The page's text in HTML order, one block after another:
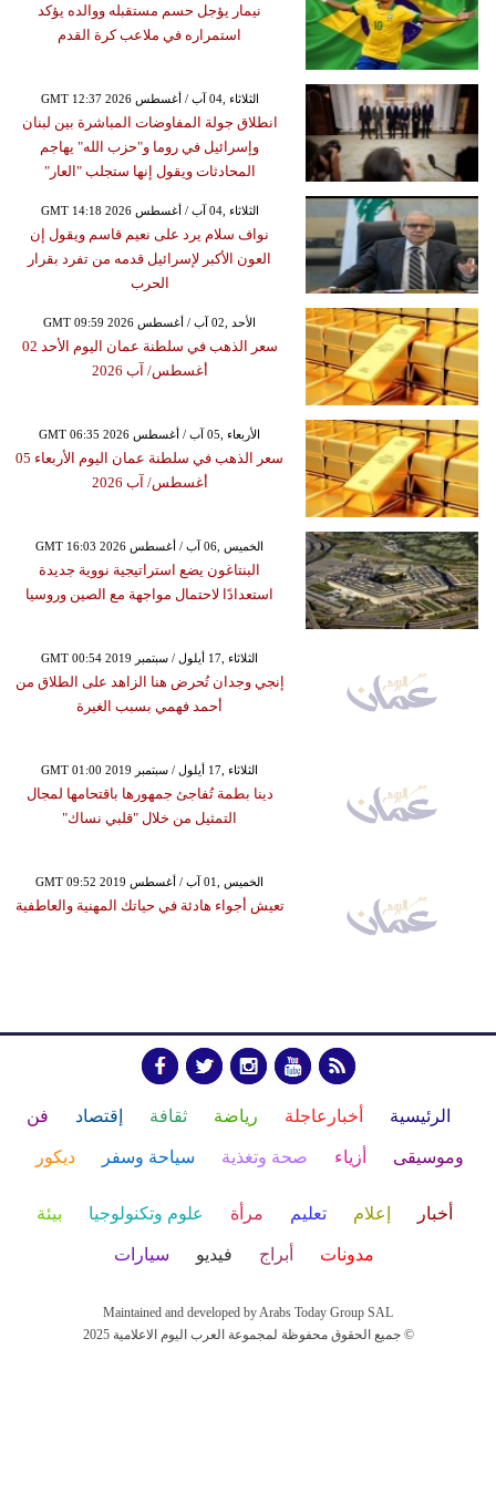
نيمار يؤجل حسم مستقبله ووالده يؤكد
استمراره في ملاعب كرة القدم
GMT 12:37 2026 الثلاثاء ,04 آب / أغسطس
انطلاق جولة المفاوضات المباشرة بين لبنان
وإسرائيل في روما و"حزب الله" يهاجم
المحادثات ويقول إنها ستجلب "العار"
GMT 14:18 2026 الثلاثاء ,04 آب / أغسطس
نواف سلام يرد على نعيم قاسم ويقول إن
العون الأكبر لإسرائيل قدمه من تفرد بقرار
الحرب
GMT 09:59 2026 الأحد ,02 آب / أغسطس
سعر الذهب في سلطنة عمان اليوم الأحد 02
أغسطس/ آب 2026
GMT 06:35 2026 الأربعاء ,05 آب / أغسطس
سعر الذهب في سلطنة عمان اليوم الأربعاء 05
أغسطس/ آب 2026
GMT 16:03 2026 الخميس ,06 آب / أغسطس
البنتاغون يضع استراتيجية نووية جديدة
استعدادًا لاحتمال مواجهة مع الصين وروسيا
GMT 00:54 2019 الثلاثاء ,17 أيلول / سبتمبر
إنجي وجدان تُحرض هنا الزاهد على الطلاق من
أحمد فهمي بسبب الغيرة
GMT 01:00 2019 الثلاثاء ,17 أيلول / سبتمبر
دينا بطمة تُفاجئ جمهورها باقتحامها لمجال
التمثيل من خلال "قلبي نساك"
GMT 09:52 2019 الخميس ,01 آب / أغسطس
تعيش أجواء هادئة في حياتك المهنية والعاطفية
الرئيسية أخبارعاجلة رياضة ثقافة إقتصاد فن
وموسيقى أزياء صحة وتغذية سياحة وسفر ديكور
أخبار إعلام تعليم مرأة علوم وتكنولوجيا بيئة
مدونات أبراج فيديو سيارات
Maintained and developed by Arabs Today Group SAL
جميع الحقوق محفوظة لمجموعة العرب اليوم الاعلامية 2025 ©